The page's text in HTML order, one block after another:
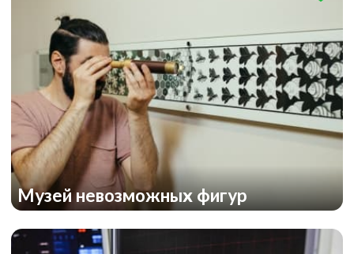
Музей невозможных фигур